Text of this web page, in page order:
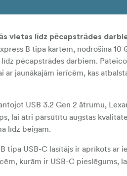
vietas līdz pēcapstrādes
B tipa kartēm, nodrošina
pēcapstrādes darbiem.
ar jaunākajām ierīcēm, kas
USB 3.2 Gen 2 ātrumu,
lai ātri pārsūtītu augstas
līdz beigām.
tipa USB-C lasītājs ir aprīkots ar
kurām ir USB-C pieslēgums,